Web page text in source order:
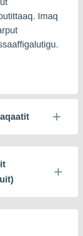
Imaq